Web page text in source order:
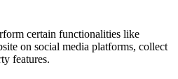
certain functionalities like
on social media platforms, collect
features.